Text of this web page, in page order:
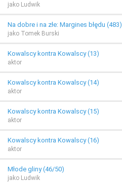
jako Ludwik
Na dobre i na złe: Margines błędu (483)
jako Tomek Burski
Kowalscy kontra Kowalscy (13)
aktor
Kowalscy kontra Kowalscy (14)
aktor
Kowalscy kontra Kowalscy (15)
aktor
Kowalscy kontra Kowalscy (16)
aktor
Młode gliny (46/50)
jako Ludwik